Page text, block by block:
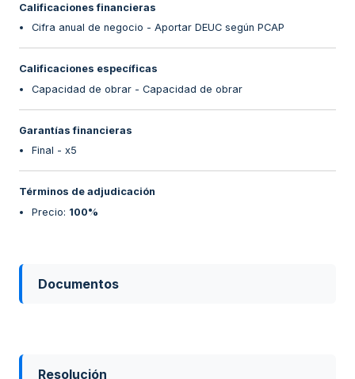
Calificaciones financieras
Cifra anual de negocio - Aportar DEUC según PCAP
Calificaciones específicas
Capacidad de obrar - Capacidad de obrar
Garantías financieras
Final - x5
Términos de adjudicación
Precio: 100%
Documentos
Resolución